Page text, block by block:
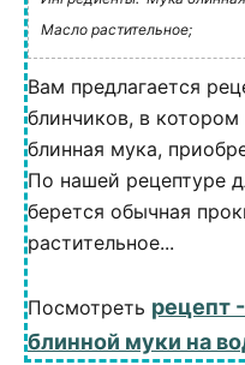
Масло растительное;
Вам предлагается
блинчиков, в котором
блинная мука,
По нашей рецептуре
берется обычная
растительное...
Посмотреть рецепт
блинной муки на